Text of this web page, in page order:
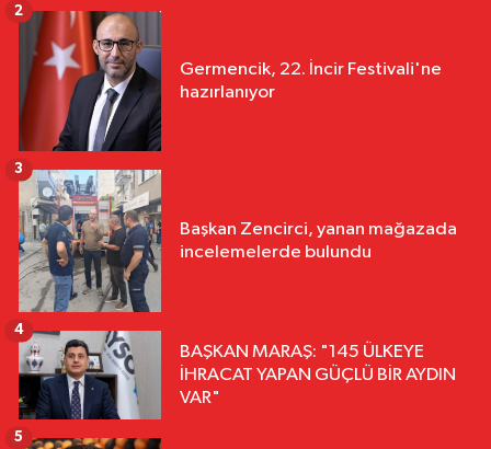
Germencik, 22. İncir Festivali'ne
hazırlanıyor
2
Başkan Zencirci, yanan mağazada
incelemelerde bulundu
3
BAŞKAN MARAŞ: "145 ÜLKEYE
İHRACAT YAPAN GÜÇLÜ BİR AYDIN
VAR"
4
5